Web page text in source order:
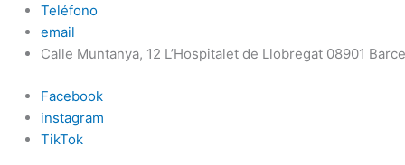
contenido
Teléfono
email
Calle Muntanya, 12 L’Hospitalet de Llobregat 08901
Facebook
instagram
TikTok